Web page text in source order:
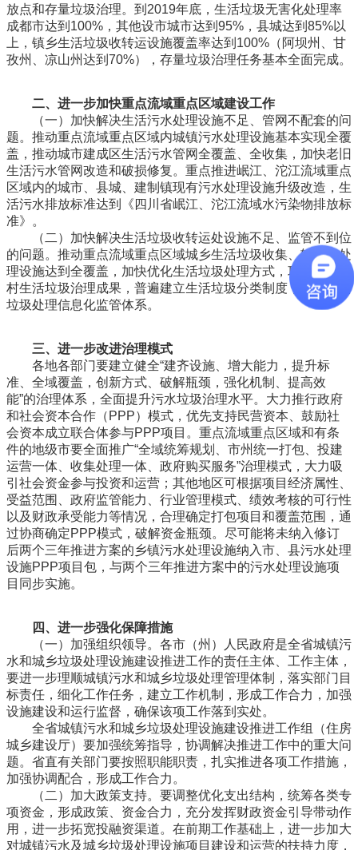
放点和存量垃圾治理。到2019年底，生活垃圾无害化处理率
成都市达到100%，其他设市城市达到95%，县城达到85%以
上，镇乡生活垃圾收转运设施覆盖率达到100%（阿坝州、甘
孜州、凉山州达到70%），存量垃圾治理任务基本全面完成。
二、进一步加快重点流域重点区域建设工作
（一）加快解决生活污水处理设施不足、管网不配套的问
题。推动重点流域重点区域内城镇污水处理设施基本实现全覆
盖，推动城市建成区生活污水管网全覆盖、全收集，加快老旧
生活污水管网改造和破损修复。重点推进岷江、沱江流域重点
区域内的城市、县城、建制镇现有污水处理设施升级改造，生
活污水排放标准达到《四川省岷江、沱江流域水污染物排放标
准》。
（二）加快解决生活垃圾收转运处设施不足、监管不到位
的问题。推动重点流域重点区域城乡生活垃圾收集、转运、处
理设施达到全覆盖，加快优化生活垃圾处理方式，巩固提升农
村生活垃圾治理成果，普遍建立生活垃圾分类制度，完善生活
垃圾处理信息化监管体系。
三、进一步改进治理模式
各地各部门要建立健全“建齐设施、增大能力，提升标
准、全域覆盖，创新方式、破解瓶颈，强化机制、提高效
能”的治理体系，全面提升污水垃圾治理水平。大力推行政府
和社会资本合作（PPP）模式，优先支持民营资本、鼓励社
会资本成立联合体参与PPP项目。重点流域重点区域和有条
件的地级市要全面推广“全域统筹规划、市州统一打包、投建
运营一体、收集处理一体、政府购买服务”治理模式，大力吸
引社会资金参与投资和运营；其他地区可根据项目经济属性、
受益范围、政府监管能力、行业管理模式、绩效考核的可行性
以及财政承受能力等情况，合理确定打包项目和覆盖范围，通
过协商确定PPP模式，破解资金瓶颈。尽可能将未纳入修订
后两个三年推进方案的乡镇污水处理设施纳入市、县污水处理
设施PPP项目包，与两个三年推进方案中的污水处理设施项
目同步实施。
四、进一步强化保障措施
（一）加强组织领导。各市（州）人民政府是全省城镇污
水和城乡垃圾处理设施建设推进工作的责任主体、工作主体，
要进一步理顺城镇污水和城乡垃圾处理管理体制，落实部门目
标责任，细化工作任务，建立工作机制，形成工作合力，加强
设施建设和运行监督，确保该项工作落到实处。
全省城镇污水和城乡垃圾处理设施建设推进工作组（住房
城乡建设厅）要加强统筹指导，协调解决推进工作中的重大问
题。省直有关部门要按照职能职责，扎实推进各项工作措施，
加强协调配合，形成工作合力。
（二）加大政策支持。要调整优化支出结构，统筹各类专
项资金，形成政策、资金合力，充分发挥财政资金引导带动作
用，进一步拓宽投融资渠道。在前期工作基础上，进一步加大
对城镇污水及城乡垃圾处理设施项目建设和运营的扶持力度，